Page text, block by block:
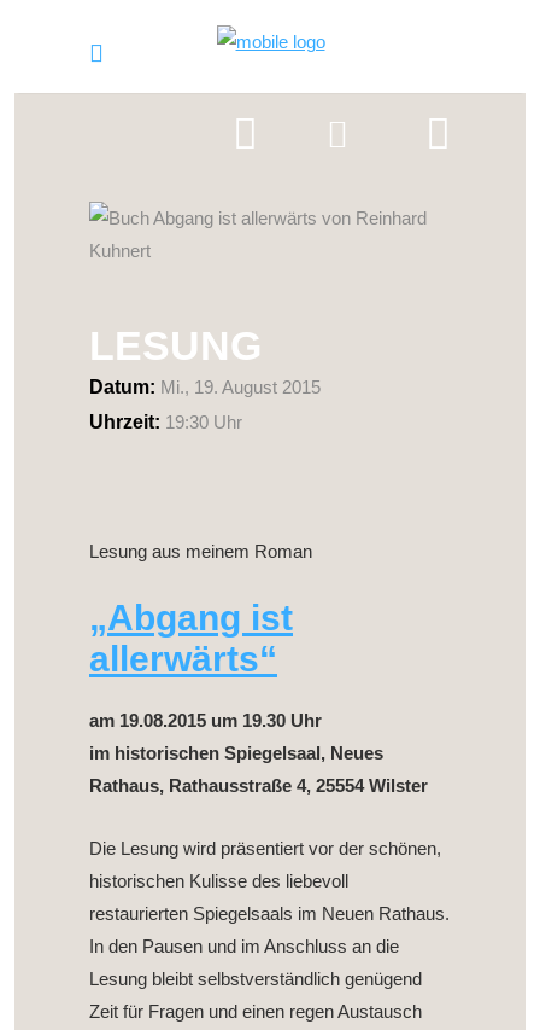
LESUNG
Datum: Mi., 19. August 2015
Uhrzeit: 19:30 Uhr
Lesung aus meinem Roman
„Abgang ist
allerwärts“
am 19.08.2015 um 19.30 Uhr
im historischen Spiegelsaal, Neues
Rathaus, Rathausstraße 4, 25554 Wilster
Die Lesung wird präsentiert vor der schönen,
historischen Kulisse des liebevoll
restaurierten Spiegelsaals im Neuen Rathaus.
In den Pausen und im Anschluss an die
Lesung bleibt selbstverständlich genügend
Zeit für Fragen und einen regen Austausch